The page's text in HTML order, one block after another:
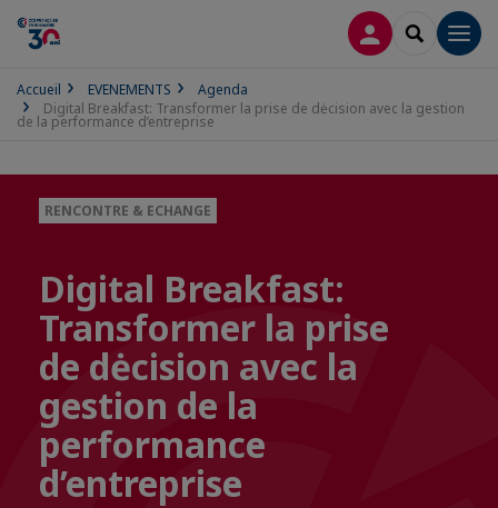
CONNEXION
Accueil EVENEMENTS
Agenda
Digital Breakfast: Transformer la prise de dėcision avec la gestion
de la performance d’entreprise
RENCONTRE & ECHANGE
Digital Breakfast:
Transformer la prise
de dėcision avec la
gestion de la
performance
d’entreprise